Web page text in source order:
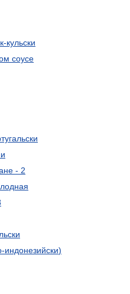
-кульски
соусе
- 2
-индонезийски)